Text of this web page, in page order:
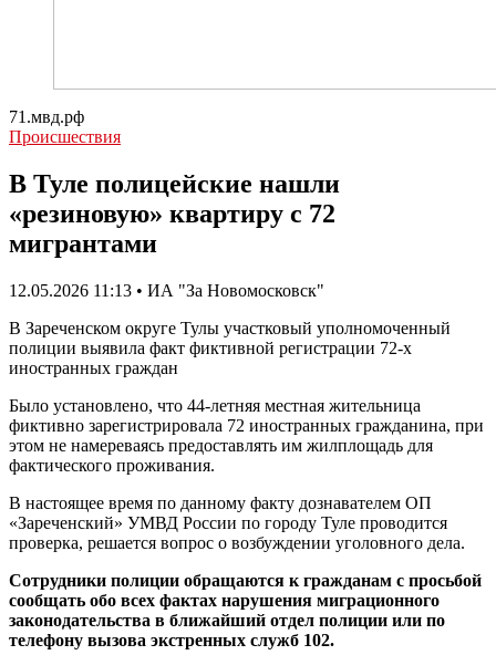
71.мвд.рф
Происшествия
В Туле полицейские нашли
«резиновую» квартиру с 72
мигрантами
12.05.2026 11:13 • ИА "За Новомосковск"
В Зареченском округе Тулы участковый уполномоченный
полиции выявила факт фиктивной регистрации 72-х
иностранных граждан
Было установлено, что 44-летняя местная жительница
фиктивно зарегистрировала 72 иностранных гражданина, при
этом не намереваясь предоставлять им жилплощадь для
фактического проживания.
В настоящее время по данному факту дознавателем ОП
«Зареченский» УМВД России по городу Туле проводится
проверка, решается вопрос о возбуждении уголовного дела.
Сотрудники полиции обращаются к гражданам с просьбой
сообщать обо всех фактах нарушения миграционного
законодательства в ближайший отдел полиции или по
телефону вызова экстренных служб 102.